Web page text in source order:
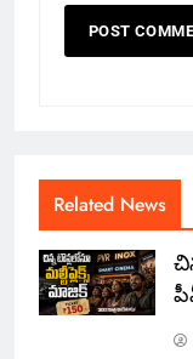
Related News